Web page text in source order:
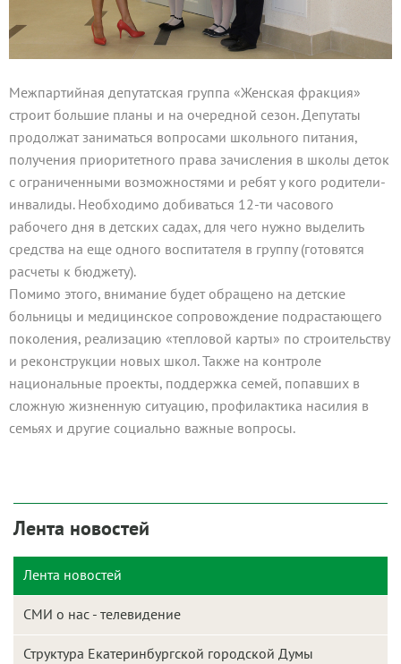
Межпартийная депутатская группа «Женская фракция»
строит большие планы и на очередной сезон. Депутаты
продолжат заниматься вопросами школьного питания,
получения приоритетного права зачисления в школы деток
с ограниченными возможностями и ребят у кого родители-
инвалиды. Необходимо добиваться 12-ти часового
рабочего дня в детских садах, для чего нужно выделить
средства на еще одного воспитателя в группу (готовятся
расчеты к бюджету).
Помимо этого, внимание будет обращено на детские
больницы и медицинское сопровождение подрастающего
поколения, реализацию «тепловой карты» по строительству
и реконструкции новых школ. Также на контроле
национальные проекты, поддержка семей, попавших в
сложную жизненную ситуацию, профилактика насилия в
семьях и другие социально важные вопросы.
Лента новостей
Лента новостей
СМИ о нас - телевидение
Структура Екатеринбургской городской Думы